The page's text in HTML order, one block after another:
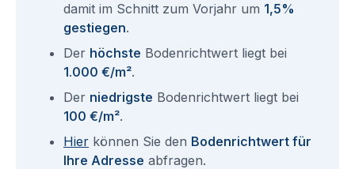
damit im Schnitt zum Vorjahr um 1,5%
gestiegen.
Der höchste Bodenrichtwert liegt bei
1.000 €/m².
Der niedrigste Bodenrichtwert liegt bei
100 €/m².
Hier können Sie den Bodenrichtwert für
Ihre Adresse abfragen.